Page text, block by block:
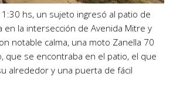
1:30 hs, un sujeto ingresó al patio de
en la intersección de Avenida Mitre y
notable calma, una moto Zanella 70
que se encontraba en el patio, el que
alrededor y una puerta de fácil